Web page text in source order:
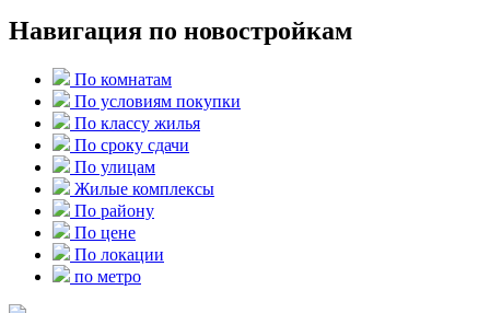
Навигация по новостройкам
По комнатам
По условиям покупки
По классу жилья
По сроку сдачи
По улицам
Жилые комплексы
По району
По цене
По локации
по метро